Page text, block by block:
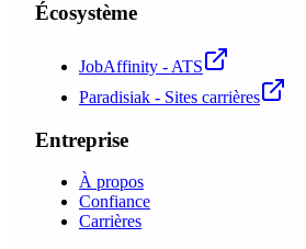
Écosystème
JobAffinity - ATS
Paradisiak - Sites carrières
Entreprise
À propos
Confiance
Carrières